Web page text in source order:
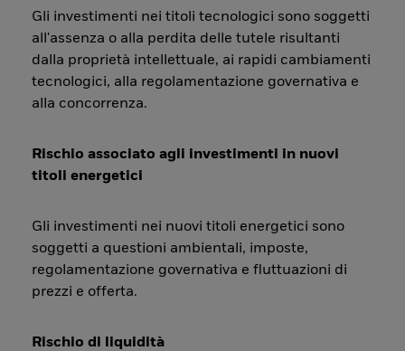
Gli investimenti nei titoli tecnologici sono soggetti
all'assenza o alla perdita delle tutele risultanti
dalla proprietà intellettuale, ai rapidi cambiamenti
tecnologici, alla regolamentazione governativa e
alla concorrenza.
Rischio associato agli investimenti in nuovi
titoli energetici
Gli investimenti nei nuovi titoli energetici sono
soggetti a questioni ambientali, imposte,
regolamentazione governativa e fluttuazioni di
prezzi e offerta.
Rischio di liquidità